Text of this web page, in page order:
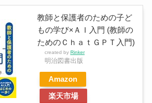
教師と保護者のための子ど
もの学び×ＡＩ入門 (教師の
ためのＣｈａｔＧＰＴ入門)
created by Rinker
明治図書出版
Amazon
楽天市場